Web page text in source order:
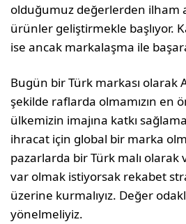
olduğumuz değerlerden ilham
ürünler geliştirmekle başlıyor.
ise ancak markalaşma ile
Bugün bir Türk markası olarak
şekilde raflarda olmamızın en
ülkemizin imajına katkı
ihracat için global bir marka
pazarlarda bir Türk malı olarak
var olmak istiyorsak rekabet
üzerine kurmalıyız. Değer
yönelmeliyiz.